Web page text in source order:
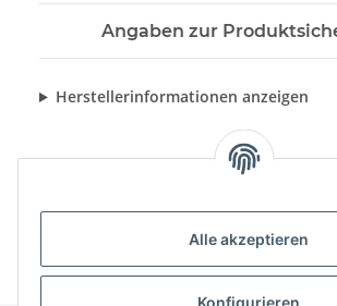
Alle akzeptieren
Angaben zur
Herstellerinformationen anzeigen